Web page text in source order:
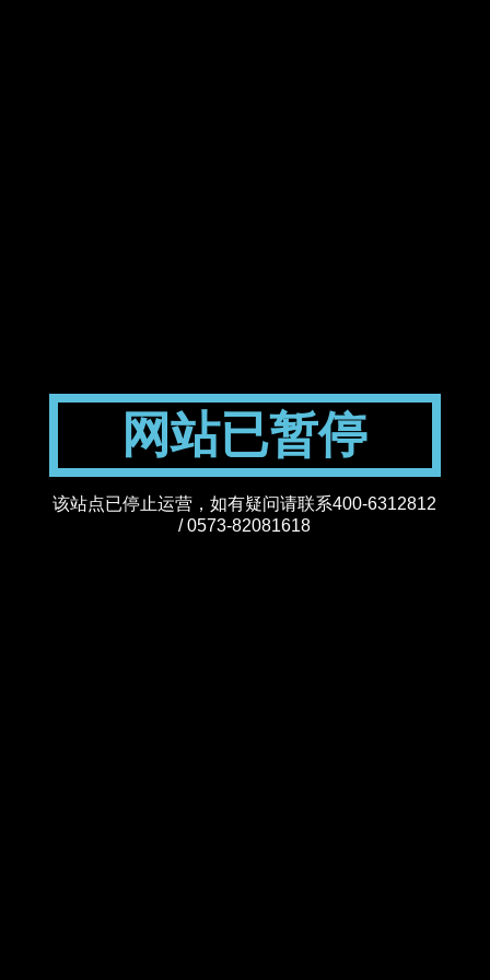
网站已暂停
该站点已停止运营，如有疑问请联系400-6312812
/ 0573-82081618